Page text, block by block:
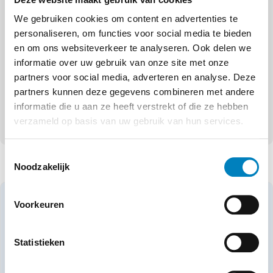
We gebruiken cookies om content en advertenties te
personaliseren, om functies voor social media te bieden
en om ons websiteverkeer te analyseren. Ook delen we
informatie over uw gebruik van onze site met onze
partners voor social media, adverteren en analyse. Deze
partners kunnen deze gegevens combineren met andere
informatie die u aan ze heeft verstrekt of die ze hebben
verzameld op basis van uw gebruik van hun services.
Noodzakelijk
Voorkeuren
Statistieken
9
V30
200MB/s
geheugenkaart
200MB/s geheugenkaart
€49,95
VOEG SELECTIE(S) TOE
Nikon Z6 II + FTZ ll mount